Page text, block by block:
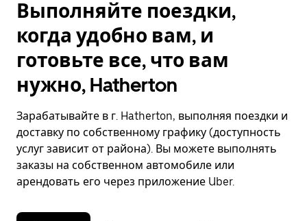
Выполняйте поездки,
когда удобно вам, и
готовьте все, что вам
нужно, Hatherton
Зарабатывайте в г. Hatherton, выполняя поездки и
доставку по собственному графику (доступность
услуг зависит от района). Вы можете выполнять
заказы на собственном автомобиле или
арендовать его через приложение Uber.